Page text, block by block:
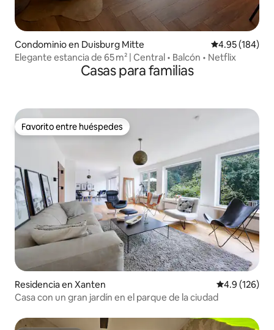
Condominio en Duisburg Mitte Calificación
4.95 (184)
Elegante estancia de 65 m² | Central • Balcón • Netflix
Casas para familias
Favorito entre huéspedes
Favorito entre huéspedes
Residencia en Xanten Calificación
4.9 (126)
Casa con un gran jardín en el parque de la ciudad